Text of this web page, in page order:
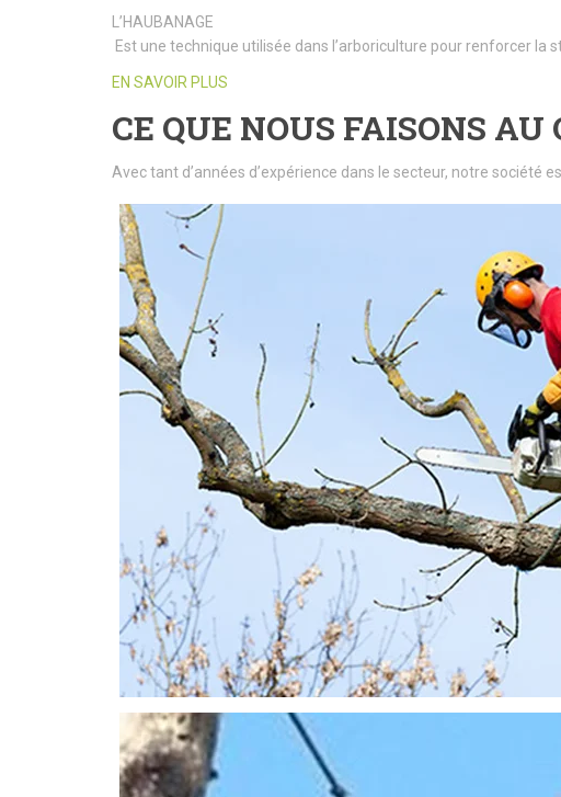
L’HAUBANAGE
Est une technique utilisée dans l’arboriculture pour renforcer la
EN SAVOIR PLUS
CE QUE NOUS FAISONS
Avec tant d’années d’expérience dans le secteur, notre société